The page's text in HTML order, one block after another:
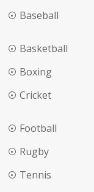
Baseball
Basketball
Boxing
Cricket
Football
Rugby
Tennis